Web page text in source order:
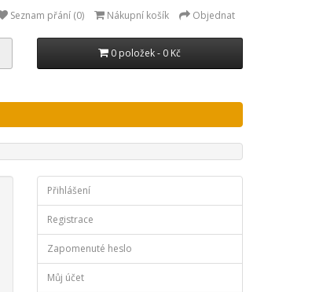
Seznam přání (0) Nákupní košík Objednat
0 položek - 0 Kč
Přihlášení
Registrace
Zapomenuté heslo
Můj účet